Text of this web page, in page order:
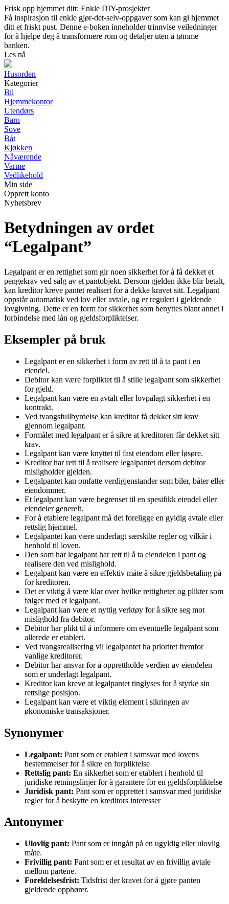
Frisk opp hjemmet ditt: Enkle DIY-prosjekter
Få inspirasjon til enkle gjør-det-selv-oppgaver som kan gi hjemmet
ditt et friskt pust. Denne e-boken inneholder trinnvise veiledninger
for å hjelpe deg å transformere rom og detaljer uten å tømme
banken.
Les nå
Husorden
Kategorier
Bil
Hjemmekontor
Utendørs
Barn
Sove
Båt
Kjøkken
Nåværende
Varme
Vedlikehold
Min side
Opprett konto
Nyhetsbrev
Betydningen av ordet
“Legalpant”
Legalpant er en rettighet som gir noen sikkerhet for å få dekket et
pengekrav ved salg av et pantobjekt. Dersom gjelden ikke blir betalt,
kan kreditor kreve pantet realisert for å dekke kravet sitt. Legalpant
oppstår automatisk ved lov eller avtale, og er regulert i gjeldende
lovgivning. Dette er en form for sikkerhet som benyttes blant annet i
forbindelse med lån og gjeldsforpliktelser.
Eksempler på bruk
Legalpant er en sikkerhet i form av rett til å ta pant i en
eiendel.
Debitor kan være forpliktet til å stille legalpant som sikkerhet
for gjeld.
Legalpant kan være en avtalt eller lovpålagt sikkerhet i en
kontrakt.
Ved tvangsfullbyrdelse kan kreditor få dekket sitt krav
gjennom legalpant.
Formålet med legalpant er å sikre at kreditoren får dekket sitt
krav.
Legalpant kan være knyttet til fast eiendom eller løsøre.
Kreditor har rett til å realisere legalpantet dersom debitor
misligholder gjelden.
Legalpantet kan omfatte verdigjenstander som biler, båter eller
eiendommer.
Et legalpant kan være begrenset til en spesifikk eiendel eller
eiendeler generelt.
For å etablere legalpant må det foreligge en gyldig avtale eller
rettslig hjemmel.
Legalpantet kan være underlagt særskilte regler og vilkår i
henhold til loven.
Den som har legalpant har rett til å ta eiendelen i pant og
realisere den ved mislighold.
Legalpant kan være en effektiv måte å sikre gjeldsbetaling på
for kreditoren.
Det er viktig å være klar over hvilke rettigheter og plikter som
følger med et legalpant.
Legalpant kan være et nyttig verktøy for å sikre seg mot
mislighold fra debitor.
Debitor har plikt til å informere om eventuelle legalpant som
allerede er etablert.
Ved tvangsrealisering vil legalpantet ha prioritet fremfor
vanlige kreditorer.
Debitor har ansvar for å opprettholde verdien av eiendelen
som er underlagt legalpant.
Kreditor kan kreve at legalpantet tinglyses for å styrke sin
rettslige posisjon.
Legalpant kan være et viktig element i sikringen av
økonomiske transaksjoner.
Synonymer
Legalpant: Pant som er etablert i samsvar med lovens
bestemmelser for å sikre en forpliktelse
Rettslig pant: En sikkerhet som er etablert i henhold til
juridiske retningslinjer for å garantere for en gjeldsforpliktelse
Juridisk pant: Pant som er opprettet i samsvar med juridiske
regler for å beskytte en kreditors interesser
Antonymer
Ulovlig pant: Pant som er inngått på en ugyldig eller ulovlig
måte.
Frivillig pant: Pant som er et resultat av en frivillig avtale
mellom partene.
Foreldelsesfrist: Tidsfrist der kravet for å gjøre panten
gjeldende opphører.